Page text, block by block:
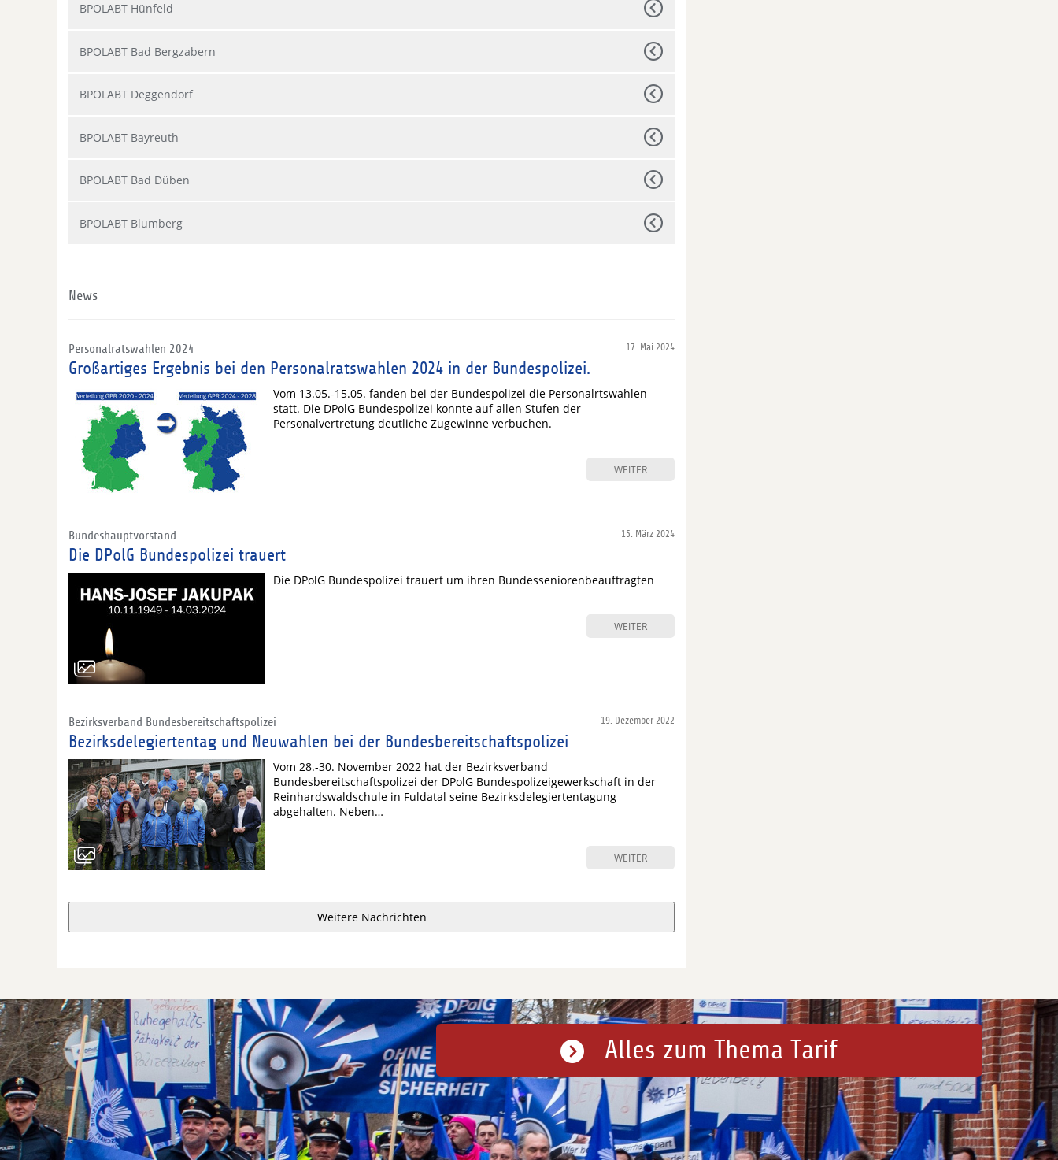
BPOLABT Hünfeld
BPOLABT Bad Bergzabern
BPOLABT Deggendorf
BPOLABT Bayreuth
BPOLABT Bad Düben
BPOLABT Blumberg
News
17. Mai 2024
Personalratswahlen 2024
Großartiges Ergebnis bei den Personalratswahlen 2024 in der Bundespolizei.
Vom 13.05.-15.05. fanden bei der Bundespolizei die Personalrtswahlen
statt. Die DPolG Bundespolizei konnte auf allen Stufen der
Personalvertretung deutliche Zugewinne verbuchen.
WEITER
15. März 2024
Bundeshauptvorstand
Die DPolG Bundespolizei trauert
Die DPolG Bundespolizei trauert um ihren Bundesseniorenbeauftragten
WEITER
19. Dezember 2022
Bezirksverband Bundesbereitschaftspolizei
Bezirksdelegiertentag und Neuwahlen bei der Bundesbereitschaftspolizei
Vom 28.-30. November 2022 hat der Bezirksverband
Bundesbereitschaftspolizei der DPolG Bundespolizeigewerkschaft in der
Reinhardswaldschule in Fuldatal seine Bezirksdelegiertentagung
abgehalten. Neben…
WEITER
Weitere Nachrichten
Alles zum Thema Tarif